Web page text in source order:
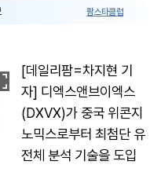
팜스타클럽
[데일리팜=차지현 기
자] 디엑스앤브이엑스
(DXVX)가 중국 위콘지
노믹스로부터 최첨단 유
전체 분석 기술을 도입